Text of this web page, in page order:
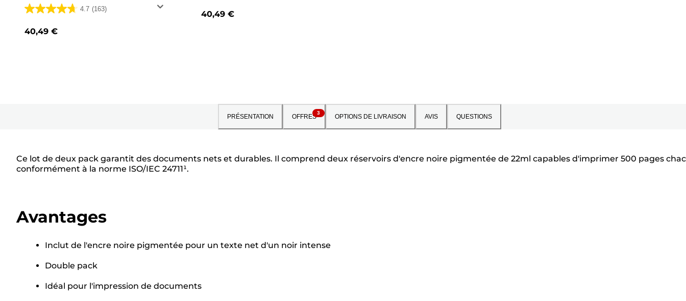
4.7 (163)
4.7
sur
40,49 €
40,49 €
PRÉSENTATION OFFRES
3
OPTIONS DE LIVRAISON AVIS QUESTIONS
Ce lot de deux pack garantit des documents nets et durables. Il comprend deux réservoirs d'encre noire pigmentée de 22ml capables d'imprimer 500 pages
conformément à la norme ISO/IEC 24711¹.
Avantages
Inclut de l'encre noire pigmentée pour un texte net d'un noir intense
Double pack
Idéal pour l'impression de documents